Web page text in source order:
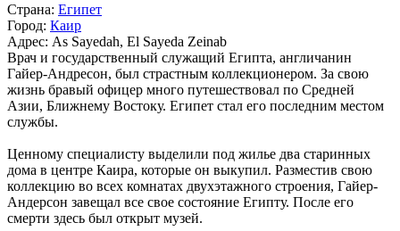
Страна: Египет
Город: Каир
Адрес: As Sayedah, El Sayeda Zeinab
Врач и государственный служащий Египта, англичанин
Гайер-Андресон, был страстным коллекционером. За свою
жизнь бравый офицер много путешествовал по Средней
Азии, Ближнему Востоку. Египет стал его последним местом
службы.
Ценному специалисту выделили под жилье два старинных
дома в центре Каира, которые он выкупил. Разместив свою
коллекцию во всех комнатах двухэтажного строения, Гайер-
Андерсон завещал все свое состояние Египту. После его
смерти здесь был открыт музей.